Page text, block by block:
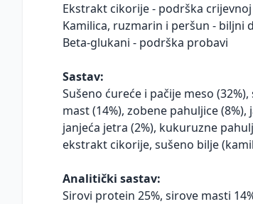
Ekstrakt cikorije - podrška
Kamilica, ruzmarin i peršun - biljni
Beta-glukani - podrška probavi
Sastav:
Sušeno ćureće i pačije meso
mast (14%), zobene pahuljice
janjeća jetra (2%), kukuruzne
ekstrakt cikorije, sušeno bilje
Analitički sastav:
Sirovi protein 25%, sirove masti